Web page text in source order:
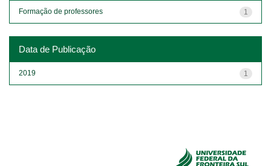
1
Formação de professores
Data de Publicação
1
2019